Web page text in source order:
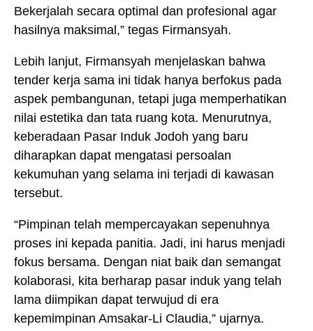
Bekerjalah secara optimal dan profesional agar
hasilnya maksimal,” tegas Firmansyah.
Lebih lanjut, Firmansyah menjelaskan bahwa
tender kerja sama ini tidak hanya berfokus pada
aspek pembangunan, tetapi juga memperhatikan
nilai estetika dan tata ruang kota. Menurutnya,
keberadaan Pasar Induk Jodoh yang baru
diharapkan dapat mengatasi persoalan
kekumuhan yang selama ini terjadi di kawasan
tersebut.
“Pimpinan telah mempercayakan sepenuhnya
proses ini kepada panitia. Jadi, ini harus menjadi
fokus bersama. Dengan niat baik dan semangat
kolaborasi, kita berharap pasar induk yang telah
lama diimpikan dapat terwujud di era
kepemimpinan Amsakar-Li Claudia,” ujarnya.